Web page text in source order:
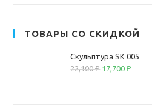
ТОВАРЫ СО СКИДКОЙ
Скульптура SK 005
22,100₽ 17,700₽